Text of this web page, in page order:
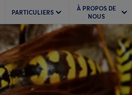
PARTICULIERS
À PROPOS DE
NOUS